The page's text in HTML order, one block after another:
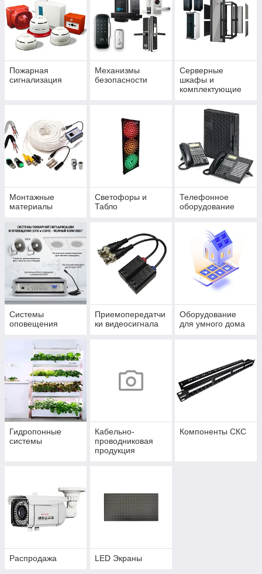
Пожарная
сигнализация
Механизмы
безопасности
Серверные
шкафы и
комплектующие
Монтажные
материалы
Светофоры и
Табло
Телефонное
оборудование
Системы
оповещения
Приемопередатчи
ки видеосигнала
Оборудование
для умного дома
Гидропонные
системы
Кабельно-
проводниковая
продукция
Компоненты СКС
Распродажа LED Экраны